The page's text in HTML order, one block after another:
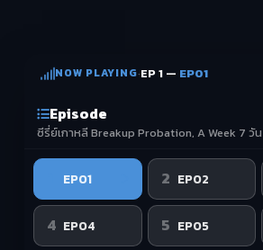
NOW PLAYING·EP 1 — EP01
Episode
ซีรี่ย์เกาหลี Breakup Probation, A Week 7
EP01 2 EP02
4 EP04 5 EP05